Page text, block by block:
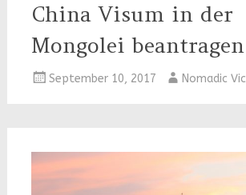
China Visum in der
Mongolei beantragen
September 10, 2017 Nomadic Vic